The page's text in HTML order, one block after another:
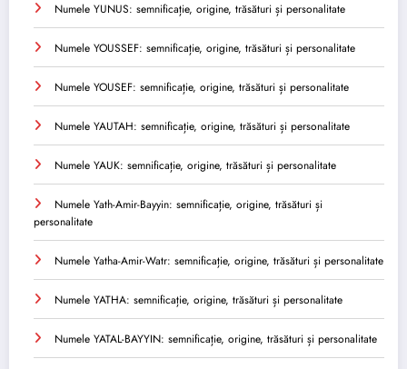
Numele YUNUS: semnificație, origine, trăsături și personalitate
Numele YOUSSEF: semnificație, origine, trăsături și personalitate
Numele YOUSEF: semnificație, origine, trăsături și personalitate
Numele YAUTAH: semnificație, origine, trăsături și personalitate
Numele YAUK: semnificație, origine, trăsături și personalitate
Numele Yath-Amir-Bayyin: semnificație, origine, trăsături și
personalitate
Numele Yatha-Amir-Watr: semnificație, origine, trăsături și personalitate
Numele YATHA: semnificație, origine, trăsături și personalitate
Numele YATAL-BAYYIN: semnificație, origine, trăsături și personalitate